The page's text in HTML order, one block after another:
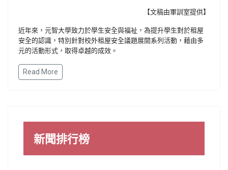
【文稿由軍訓室提供】
近年來，元智大學致力於學生安全與福祉，為提升學生對於租屋
安全的認識，特別針對校外租屋安全議題展開系列活動，藉由多
元的活動形式，取得卓越的成效。
Read More
新聞排行榜